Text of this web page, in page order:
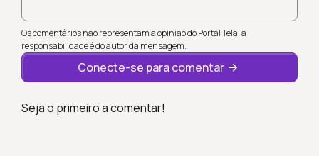
Os comentários não representam a opinião do Portal Tela; a
responsabilidade é do autor da mensagem.
Conecte-se para comentar
Seja o primeiro a comentar!